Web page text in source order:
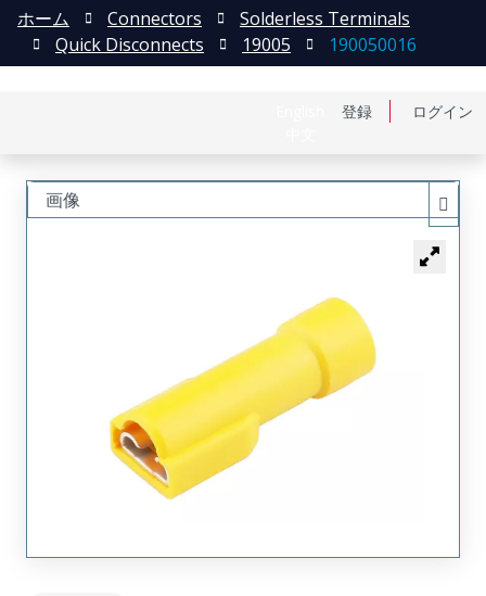
登録 ログイン
ホーム Connectors
Solderless Terminals
Quick Disconnects
19005 190050016
画像